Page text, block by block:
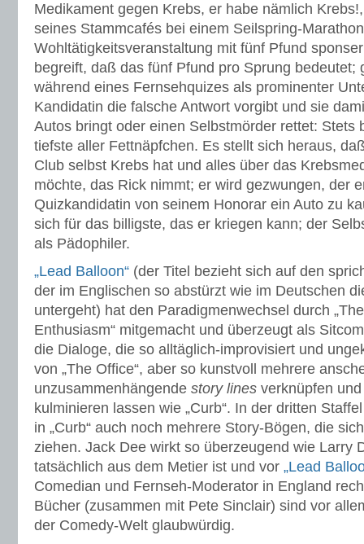
Medikament gegen Krebs, er habe nämlich
seines Stammcafés bei einem Seilspring-
Wohltätigkeitsveranstaltung mit fünf Pfund
begreift, daß das fünf Pfund pro Sprung bedeutet;
während eines Fernsehquizes als prominenter
Kandidatin die falsche Antwort vorgibt und sie
Autos bringt oder einen Selbstmörder rettet: Stets
tiefste aller Fettnäpfchen. Es stellt sich heraus,
Club selbst Krebs hat und alles über das
möchte, das Rick nimmt; er wird gezwungen, der
Quizkandidatin von seinem Honorar ein Auto zu
sich für das billigste, das er kriegen kann; der
als Pädophiler.
„Lead Balloon“ (der Titel bezieht sich auf den
der im Englischen so abstürzt wie im Deutschen
untergeht) hat den Paradigmenwechsel durch
Enthusiasm“ mitgemacht und überzeugt als
die Dialoge, die so alltäglich-improvisiert und
von „The Office“, aber so kunstvoll mehrere
unzusammenhängende story lines verknüpfen
kulminieren lassen wie „Curb“. In der dritten
in „Curb“ auch noch mehrere Story-Bögen, die
ziehen. Jack Dee wirkt so überzeugend wie Larry
tatsächlich aus dem Metier ist und vor „Lead
Comedian und Fernseh-Moderator in England
Bücher (zusammen mit Pete Sinclair) sind vor
der Comedy-Welt glaubwürdig.